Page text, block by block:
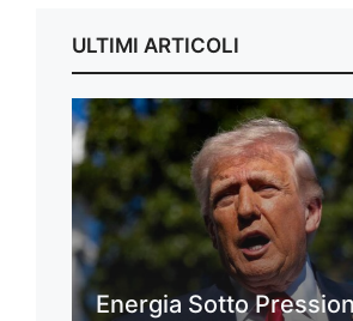
ULTIMI ARTICOLI
Energia Sotto